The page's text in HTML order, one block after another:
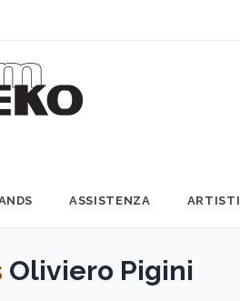
ASSISTENZA ARTISTI
Oliviero Pigini